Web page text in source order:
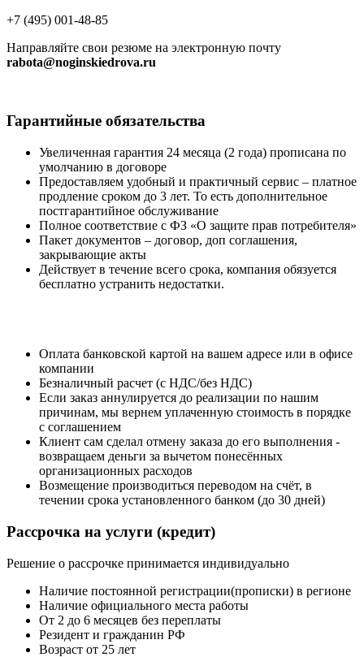
+7 (495) 001-48-85
Направляйте свои резюме на электронную почту
rabota@noginskiedrova.ru
Гарантийные обязательства
Увеличенная гарантия 24 месяца (2 года) прописана по
умолчанию в договоре
Предоставляем удобный и практичный сервис – платное
продление сроком до 3 лет. То есть дополнительное
постгарантийное обслуживание
Полное соответствие с ФЗ «О защите прав потребителя»
Пакет документов – договор, доп соглашения,
закрывающие акты
Действует в течение всего срока, компания обязуется
бесплатно устранить недостатки.
Оплата банковской картой на вашем адресе или в офисе
компании
Безналичный расчет (с НДС/без НДС)
Если заказ аннулируется до реализации по нашим
причинам, мы вернем уплаченную стоимость в порядке
с соглашением
Клиент сам сделал отмену заказа до его выполнения -
возвращаем деньги за вычетом понесённых
организационных расходов
Возмещение производиться переводом на счёт, в
течении срока установленного банком (до 30 дней)
Рассрочка на услуги (кредит)
Решение о рассрочке принимается индивидуально
Наличие постоянной регистрации(прописки) в регионе
Наличие официального места работы
От 2 до 6 месяцев без переплаты
Резидент и гражданин РФ
Возраст от 25 лет